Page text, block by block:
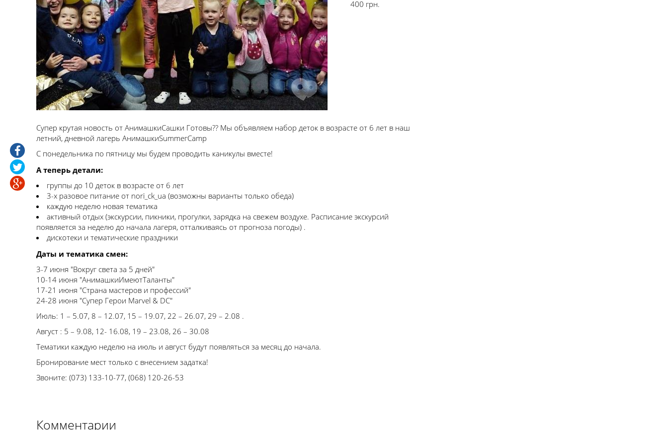
400 грн.
Супер крутая новость от АнимашкиСашки Готовы?? Мы объявляем набор деток в возрасте от 6 лет в наш
летний, дневной лагерь АнимашкиЅummегСаmр
С понедельника по пятницу мы будем проводить каникулы вместе!
А теперь детали:
группы до 10 деток в возрасте от 6 лет
3-х разовое питание от nori_ck_ua (возможны варианты только обеда)
каждую неделю новая тематика
активный отдых (экскурсии, пикники, прогулки, зарядка на свежем воздухе. Расписание экскурсий
появляется за неделю до начала лагеря, отталкиваясь от прогноза погоды) .
дискотеки и тематические праздники
Даты и тематика смен:
3-7 июня "Вокруг света за 5 дней"
10-14 июня "АнимашкиИмеютТаланты"
17-21 июня "Страна мастеров и профессий"
24-28 июня "Супер Герои Marvel & DC"
Июль: 1 – 5.07, 8 – 12.07, 15 – 19.07, 22 – 26.07, 29 – 2.08 .
Август : 5 – 9.08, 12- 16.08, 19 – 23.08, 26 – 30.08
Тематики каждую неделю на июль и август будут появляться за месяц до начала.
Бронирование мест только с внесением задатка!
Звоните: (073) 133-10-77, (068) 120-26-53
Комментарии